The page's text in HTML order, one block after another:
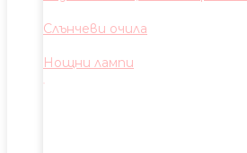
Слънчеви очила
Нощни лампи